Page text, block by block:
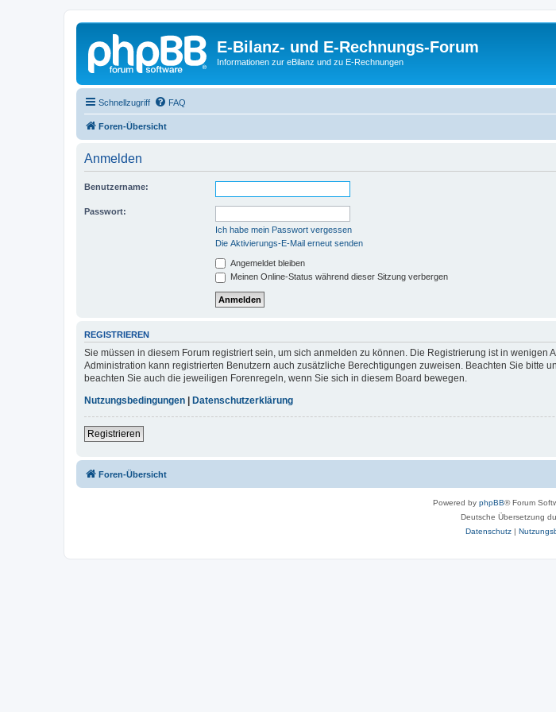
E-Bilanz- und E-Rechnungs-Forum
Informationen zur eBilanz und zu E-Rechnungen
Schnellzugriff FAQ
Foren-Übersicht
Anmelden
Benutzername:
Passwort:
Ich habe mein Passwort vergessen
Die Aktivierungs-E-Mail erneut senden
Angemeldet bleiben
Meinen Online-Status während dieser Sitzung verbergen
REGISTRIEREN
Sie müssen in diesem Forum registriert sein, um sich anmelden zu können. Die Registrierung ist in
Administration kann registrierten Benutzern auch zusätzliche Berechtigungen zuweisen. Beachten Sie
beachten Sie auch die jeweiligen Forenregeln, wenn Sie sich in diesem Board bewegen.
Nutzungsbedingungen
Datenschutzerklärung
Registrieren
Foren-Übersicht
Powered by phpBB® Forum
Deutsche Übersetzung
Datenschutz|